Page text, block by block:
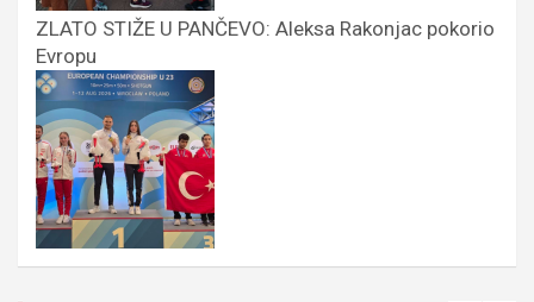
ZLATO STIŽE U PANČEVO: Aleksa Rakonjac pokorio
Evropu